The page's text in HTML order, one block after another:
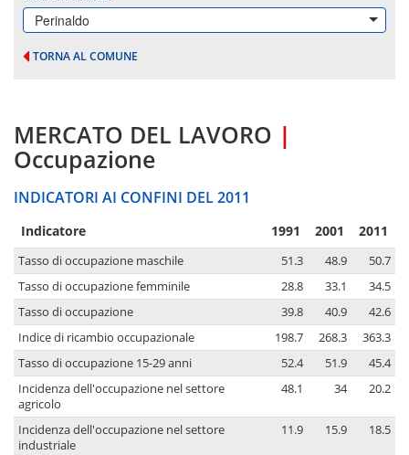
Perinaldo
TORNA AL COMUNE
MERCATO DEL LAVORO |
Occupazione
INDICATORI AI CONFINI DEL 2011
Indicatore 1991 2001 2011
Tasso di occupazione maschile 51.3 48.9
50.7
Tasso di occupazione femminile
28.8 33.1
34.5
Tasso di occupazione
39.8 40.9
42.6
Indice di ricambio occupazionale
198.7 268.3
363.3
Tasso di occupazione 15-29 anni
52.4 51.9
45.4
Incidenza dell'occupazione nel settore
agricolo
48.1 34 20.2
Incidenza dell'occupazione nel settore
industriale
11.9 15.9 18.5